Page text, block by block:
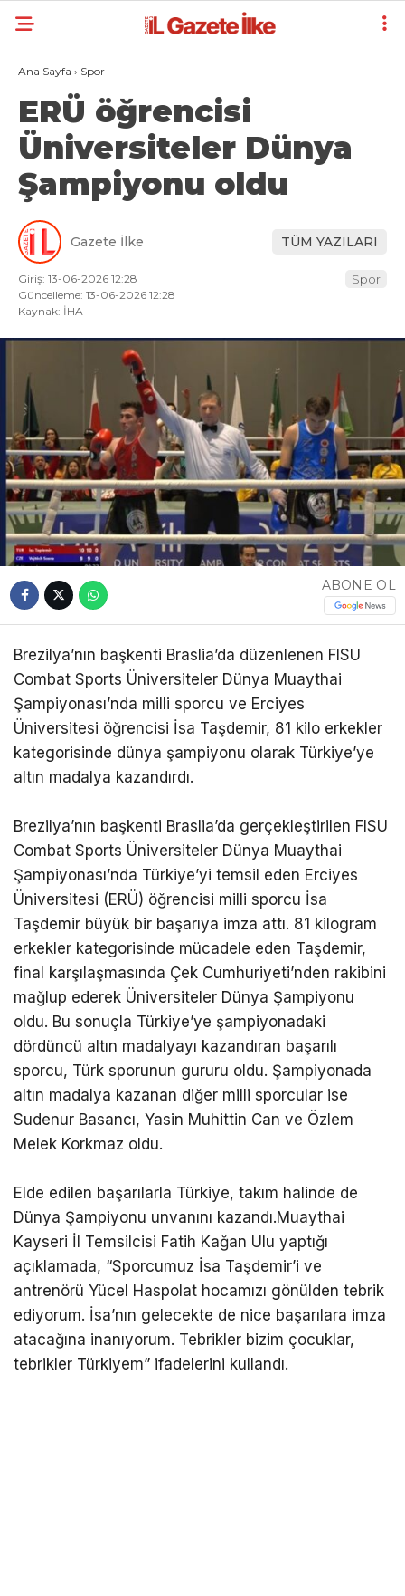
Ana Sayfa › Spor
ERÜ öğrencisi
Üniversiteler Dünya
Şampiyonu oldu
Gazete İlke TÜM YAZILARI
Giriş: 13-06-2026 12:28
Güncelleme: 13-06-2026 12:28
Kaynak: İHA
Spor
ABONE OL
Brezilya’nın başkenti Braslia’da düzenlenen FISU
Combat Sports Üniversiteler Dünya Muaythai
Şampiyonası’nda milli sporcu ve Erciyes
Üniversitesi öğrencisi İsa Taşdemir, 81 kilo erkekler
kategorisinde dünya şampiyonu olarak Türkiye’ye
altın madalya kazandırdı.
Brezilya’nın başkenti Braslia’da gerçekleştirilen FISU
Combat Sports Üniversiteler Dünya Muaythai
Şampiyonası’nda Türkiye’yi temsil eden Erciyes
Üniversitesi (ERÜ) öğrencisi milli sporcu İsa
Taşdemir büyük bir başarıya imza attı. 81 kilogram
erkekler kategorisinde mücadele eden Taşdemir,
final karşılaşmasında Çek Cumhuriyeti’nden rakibini
mağlup ederek Üniversiteler Dünya Şampiyonu
oldu. Bu sonuçla Türkiye’ye şampiyonadaki
dördüncü altın madalyayı kazandıran başarılı
sporcu, Türk sporunun gururu oldu. Şampiyonada
altın madalya kazanan diğer milli sporcular ise
Sudenur Basancı, Yasin Muhittin Can ve Özlem
Melek Korkmaz oldu.
Elde edilen başarılarla Türkiye, takım halinde de
Dünya Şampiyonu unvanını kazandı.Muaythai
Kayseri İl Temsilcisi Fatih Kağan Ulu yaptığı
açıklamada, “Sporcumuz İsa Taşdemir’i ve
antrenörü Yücel Haspolat hocamızı gönülden tebrik
ediyorum. İsa’nın gelecekte de nice başarılara imza
atacağına inanıyorum. Tebrikler bizim çocuklar,
tebrikler Türkiyem” ifadelerini kullandı.